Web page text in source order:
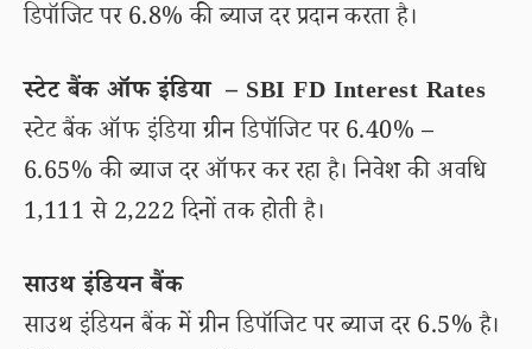
डिपॉजिट पर 6.8% की ब्याज दर प्रदान करता है।
स्टेट बैंक ऑफ इंडिया – SBI FD Interest Rates
स्टेट बैंक ऑफ इंडिया ग्रीन डिपॉजिट पर 6.40% –
6.65% की ब्याज दर ऑफर कर रहा है। निवेश की अवधि
1,111 से 2,222 दिनों तक होती है।
साउथ इंडियन बैंक
साउथ इंडियन बैंक में ग्रीन डिपॉजिट पर ब्याज दर 6.5% है।